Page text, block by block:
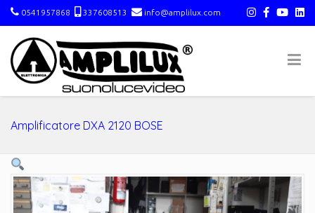
0541957868 337608513 info@amplilux.com
Amplificatore DXA 2120 BOSE